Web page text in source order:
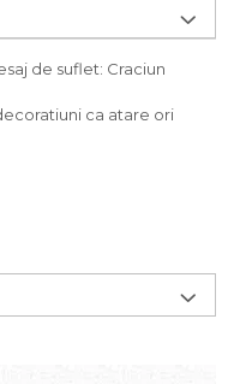
de suflet: Craciun
ca atare ori